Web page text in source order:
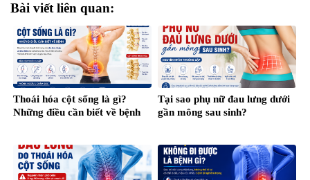
Bài viết liên quan:
Thoái hóa cột sống là gì?
Những điều cần biết về bệnh
Tại sao phụ nữ đau lưng dưới
gần mông sau sinh?